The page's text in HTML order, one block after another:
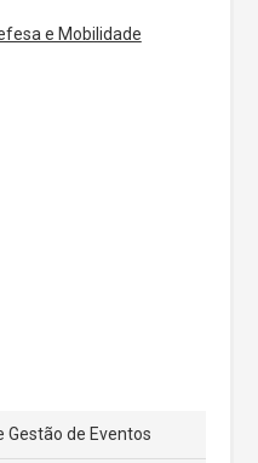
e Mobilidade
Gestão de Eventos